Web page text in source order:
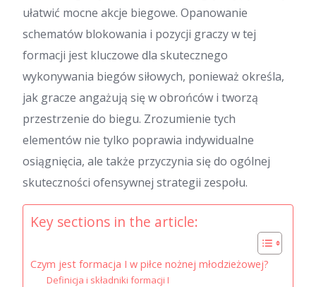
ułatwić mocne akcje biegowe. Opanowanie
schematów blokowania i pozycji graczy w tej
formacji jest kluczowe dla skutecznego
wykonywania biegów siłowych, ponieważ określa,
jak gracze angażują się w obrońców i tworzą
przestrzenie do biegu. Zrozumienie tych
elementów nie tylko poprawia indywidualne
osiągnięcia, ale także przyczynia się do ogólnej
skuteczności ofensywnej strategii zespołu.
Key sections in the article:
Czym jest formacja I w piłce nożnej młodzieżowej?
Definicja i składniki formacji I